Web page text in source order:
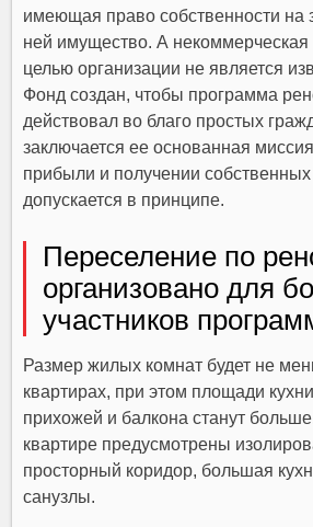
имеющая право собственности на
ней имущество. А некоммерческая
целью организации не является
Фонд создан, чтобы программа
действовал во благо простых
заключается ее основанная
прибыли и получении
допускается в принципе.
Переселение по
организовано для
участников
Размер жилых комнат будет не
квартирах, при этом площади
прихожей и балкона станут
квартире предусмотрены
просторный коридор, большая
санузлы.